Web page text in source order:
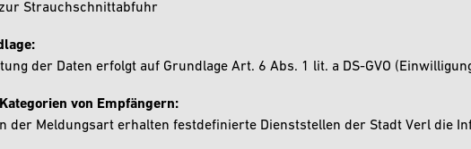
Strauchschnittabfuhr
der Daten erfolgt auf Grundlage Art. 6 Abs. 1 lit. a DS-GVO
von Empfängern:
der Meldungsart erhalten festdefinierte Dienststellen der Stadt Verl die